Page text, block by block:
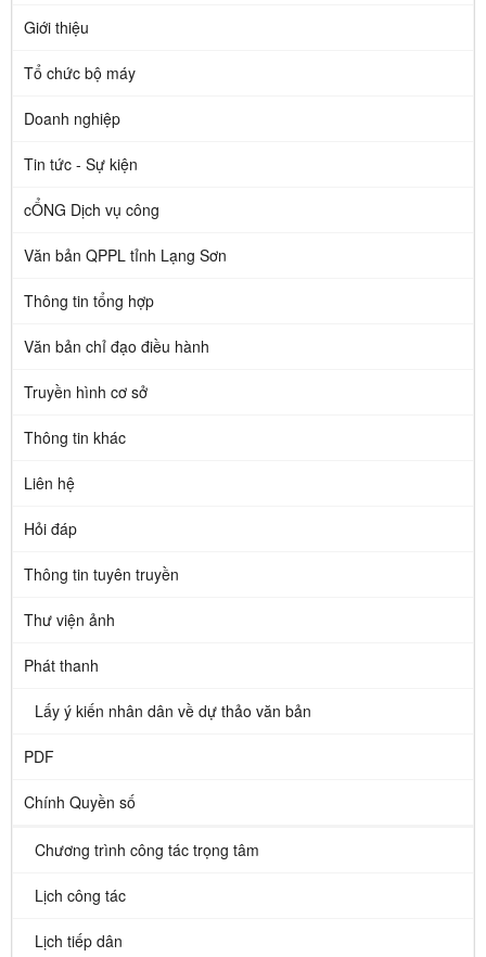
Giới thiệu
Tổ chức bộ máy
Doanh nghiệp
Tin tức - Sự kiện
cỔNG Dịch vụ công
Văn bản QPPL tỉnh Lạng Sơn
Thông tin tổng hợp
Văn bản chỉ đạo điều hành
Truyền hình cơ sở
Thông tin khác
Liên hệ
Hỏi đáp
Thông tin tuyên truyền
Thư viện ảnh
Phát thanh
Lấy ý kiến nhân dân về dự thảo văn bản
PDF
Chính Quyền số
Chương trình công tác trọng tâm
Lịch công tác
Lịch tiếp dân